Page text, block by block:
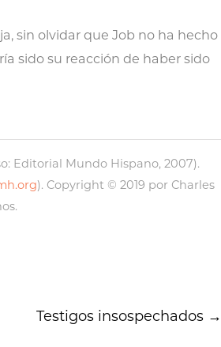
sin olvidar que Job no ha hecho
sido su reacción de haber sido
Editorial Mundo Hispano, 2007).
). Copyright © 2019 por Charles
Testigos insospechados →